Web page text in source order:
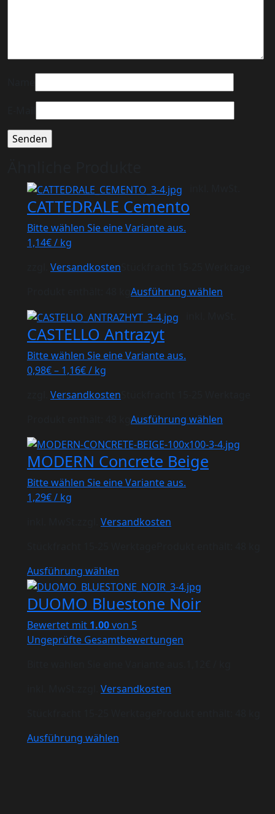
CATTEDRALE Cemento
Bitte wählen Sie eine Variante aus.
1,14€/ kg
Versandkosten
Ausführung wählen
CASTELLO Antrazyt
Bitte wählen Sie eine Variante aus.
0,98€– 1,16€/ kg
Versandkosten
Ausführung wählen
MODERN Concrete Beige
Bitte wählen Sie eine Variante aus.
1,29€/ kg
Versandkosten
Ausführung wählen
DUOMO Bluestone Noir
Bewertet mit 1.00von 5
Ungeprüfte Gesamtbewertungen
Versandkosten
Ausführung wählen